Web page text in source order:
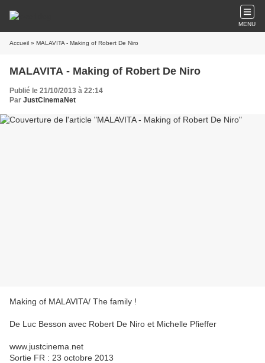
MENU
Accueil » MALAVITA - Making of Robert De Niro
MALAVITA - Making of Robert De Niro
Publié le 21/10/2013 à 22:14
Par JustCinemaNet
Making of MALAVITA/ The family !
De Luc Besson avec Robert De Niro et Michelle Pfieffer
www.justcinema.net
Sortie FR : 23 octobre 2013